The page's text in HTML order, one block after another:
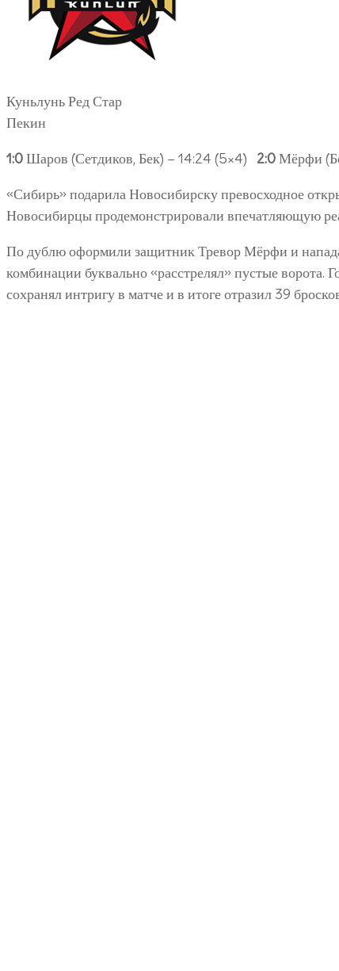
Куньлунь Ред Стар
Пекин
1:0Шаров (Сетдиков, Бек) – 14:24 (5×4) 2:0Мёрфи
«Сибирь» подарила Новосибирску превосходное
Новосибирцы продемонстрировали впечатляющую
По дублю оформили защитник Тревор Мёрфи и
комбинации буквально «расстрелял» пустые
сохранял интригу в матче и в итоге отразил 39